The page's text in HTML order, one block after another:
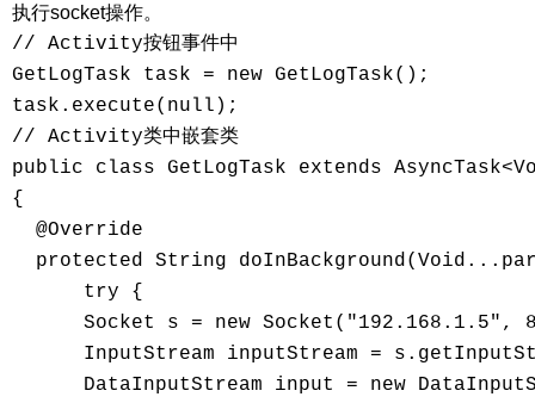
执行socket操作。
// Activity按钮事件中
GetLogTask task = new GetLogTask();
task.execute(null);
// Activity类中嵌套类
public class GetLogTask extends
{
  @Override
protected String
      try {
Socket s = new Socket("192.168.1.5",
InputStream inputStream =
DataInputStream input = new